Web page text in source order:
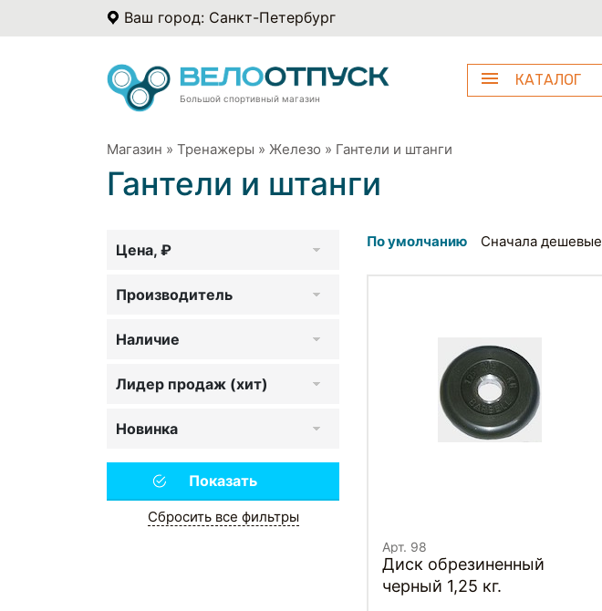
Ваш город: Санкт-Петербург
Большой спортивный магазин
КАТАЛОГ
Магазин » Тренажеры » Железо » Гантели и штанги
Гантели и штанги
Цена, ₽
Производитель
Наличие
Лидер продаж (хит)
Новинка
Сбросить все фильтры
По умолчанию Сначала дешевые
Арт. 98
Диск обрезиненный
черный 1,25 кг.